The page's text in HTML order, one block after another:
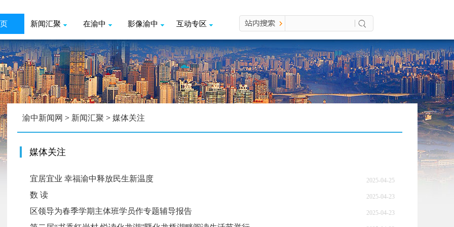
新闻汇聚 在渝中 影像渝中 互动专区
渝中新闻网 > 新闻汇聚 > 媒体关注
媒体关注
宜居宜业 幸福渝中释放民生新温度 2025-04-25
数 读 2025-04-23
区领导为春季学期主体班学员作专题辅导报告 2025-04-23